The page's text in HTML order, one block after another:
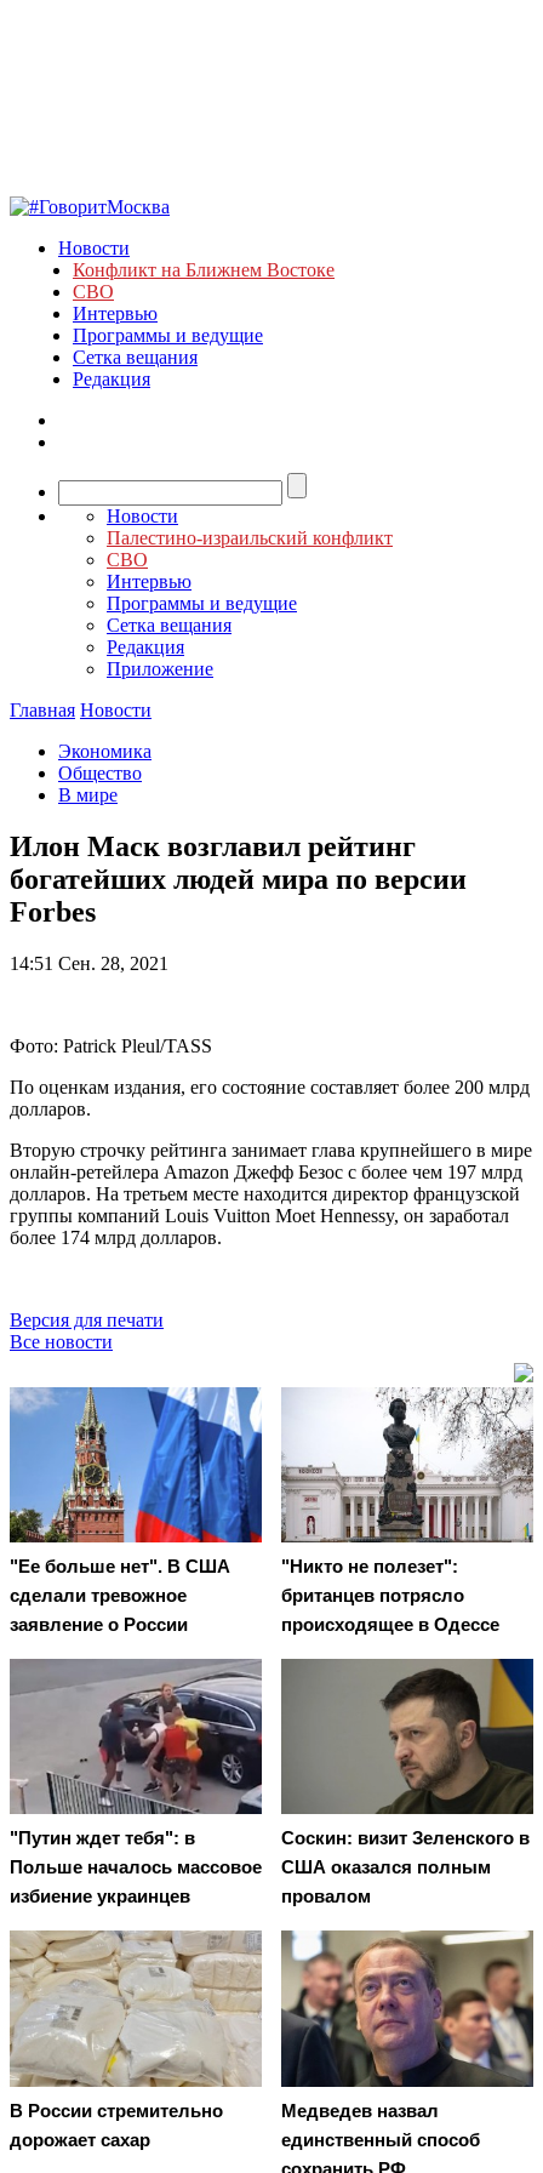
Новости
Конфликт на Ближнем Востоке
СВО
Интервью
Программы и ведущие
Сетка вещания
Редакция
Новости
Палестино-израильский конфликт
СВО
Интервью
Программы и ведущие
Сетка вещания
Редакция
Приложение
Главная Новости
Экономика
Общество
В мире
Илон Маск возглавил рейтинг
богатейших людей мира по версии
Forbes
14:51 Сен. 28, 2021
Фото: Patrick Pleul/TASS
По оценкам издания, его состояние составляет более 200 млрд
долларов.
Вторую строчку рейтинга занимает глава крупнейшего в мире
онлайн-ретейлера Amazon Джефф Безос с более чем 197 млрд
долларов. На третьем месте находится директор французской
группы компаний Louis Vuitton Moet Hennessy, он заработал
более 174 млрд долларов.
Версия для печати
Все новости
"Ее больше нет". В США
сделали тревожное
заявление о России
"Никто не полезет":
британцев потрясло
происходящее в Одессе
"Путин ждет тебя": в
Польше началось массовое
избиение украинцев
Соскин: визит Зеленского в
США оказался полным
провалом
В России стремительно
дорожает сахар
Медведев назвал
единственный способ
сохранить РФ